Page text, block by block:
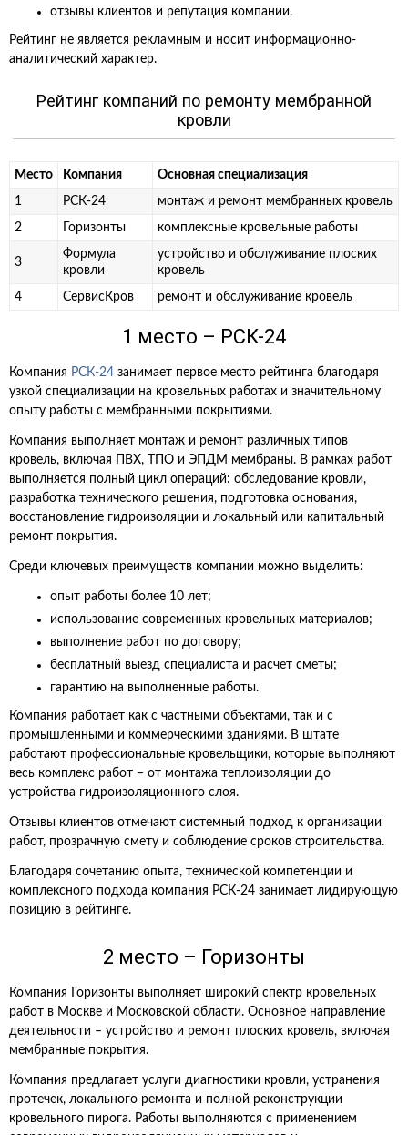
отзывы клиентов и репутация компании.
Рейтинг не является рекламным и носит информационно-
аналитический характер.
Рейтинг компаний по ремонту мембранной
кровли
Место Компания Основная специализация
1 РСК-24 монтаж и ремонт мембранных кровель
2 Горизонты комплексные кровельные работы
3
Формула
кровли
устройство и обслуживание плоских
кровель
4 СервисКров ремонт и обслуживание кровель
1 место – РСК-24
Компания РСК-24 занимает первое место рейтинга благодаря
узкой специализации на кровельных работах и значительному
опыту работы с мембранными покрытиями.
Компания выполняет монтаж и ремонт различных типов
кровель, включая ПВХ, ТПО и ЭПДМ мембраны. В рамках работ
выполняется полный цикл операций: обследование кровли,
разработка технического решения, подготовка основания,
восстановление гидроизоляции и локальный или капитальный
ремонт покрытия.
Среди ключевых преимуществ компании можно выделить:
опыт работы более 10 лет;
использование современных кровельных материалов;
выполнение работ по договору;
бесплатный выезд специалиста и расчет сметы;
гарантию на выполненные работы.
Компания работает как с частными объектами, так и с
промышленными и коммерческими зданиями. В штате
работают профессиональные кровельщики, которые выполняют
весь комплекс работ – от монтажа теплоизоляции до
устройства гидроизоляционного слоя.
Отзывы клиентов отмечают системный подход к организации
работ, прозрачную смету и соблюдение сроков строительства.
Благодаря сочетанию опыта, технической компетенции и
комплексного подхода компания РСК-24 занимает лидирующую
позицию в рейтинге.
2 место – Горизонты
Компания Горизонты выполняет широкий спектр кровельных
работ в Москве и Московской области. Основное направление
деятельности – устройство и ремонт плоских кровель, включая
мембранные покрытия.
Компания предлагает услуги диагностики кровли, устранения
протечек, локального ремонта и полной реконструкции
кровельного пирога. Работы выполняются с применением